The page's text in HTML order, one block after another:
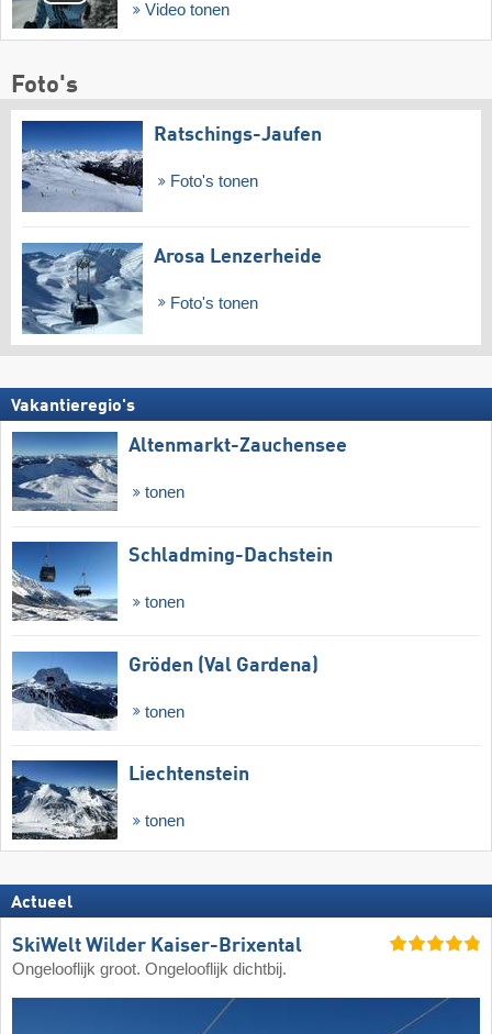
Video tonen
Foto's
Ratschings-Jaufen
Foto's tonen
Arosa Lenzerheide
Foto's tonen
Vakantieregio's
Altenmarkt-Zauchensee
tonen
Schladming-Dachstein
tonen
Gröden (Val Gardena)
tonen
Liechtenstein
tonen
Actueel
SkiWelt Wilder Kaiser-Brixental
Ongelooflijk groot. Ongelooflijk dichtbij.